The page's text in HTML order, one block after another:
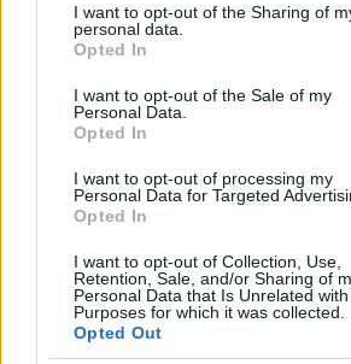
not limited to your visit or usage
grant or deny consent to Google and its
use your data for below specified
consent section.
I want to opt-out of the Sharing of
personal data.
Opted In
I want to opt-out of the Sale of my
Personal Data.
Opted In
I want to opt-out of processing my
Personal Data for Targeted
Opted In
I want to opt-out of Collection, Use,
Retention, Sale, and/or Sharing of
Personal Data that Is Unrelated
Purposes for which it was collected.
Opted Out
Transizione energetica e green-
ESG di AMGA e DBA Group
Ilaria Galli · 6 Ago 2026